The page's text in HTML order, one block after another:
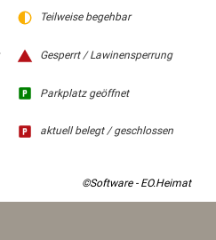
Teilweise begehbar
Gesperrt / Lawinensperrung
Parkplatz geöffnet
aktuell belegt / geschlossen
©Software - EO.Heimat